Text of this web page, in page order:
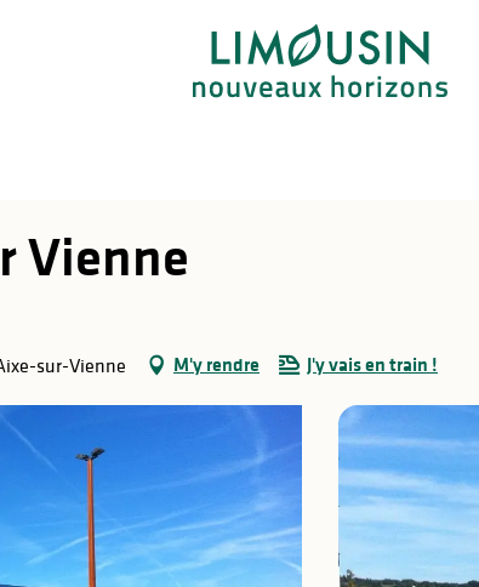
Vienne
sur-Vienne M'y rendre J'y vais en train !